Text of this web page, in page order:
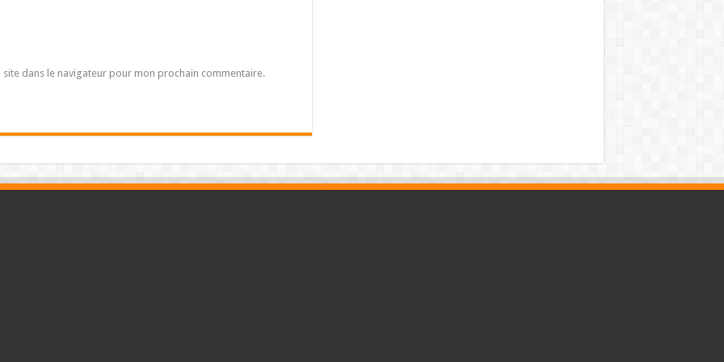
dans le navigateur pour mon prochain commentaire.